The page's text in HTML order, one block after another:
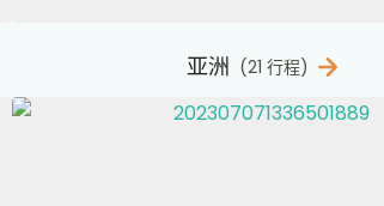
亚洲 (21 行程)